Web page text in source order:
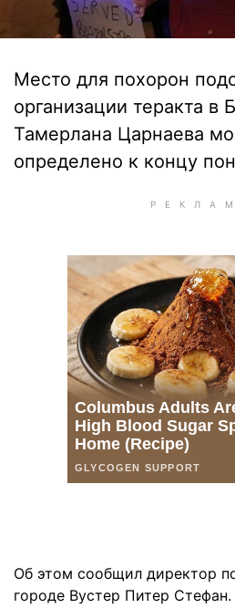
Место для похорон
организации теракта в
Тамерлана Царнаева
определено к концу
Об этом сообщил директор
городе Вустер Питер Стефан.